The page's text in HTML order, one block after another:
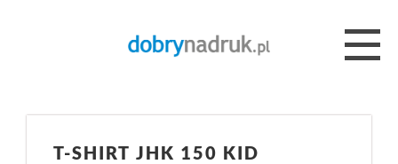
T-SHIRT JHK 150 KID